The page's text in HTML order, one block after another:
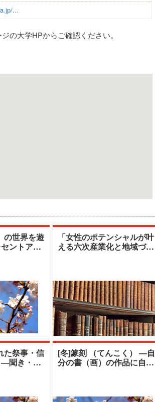
...
の大学HPからご確認ください。
の世界を遊
ントアカ
「女性のポテンシャルが叶
える六次産業化と地域づく
た祭事・信
―聞き・伝
[冬]篆刻 （てんこく） ―自
分の書（画）の作品に自刻